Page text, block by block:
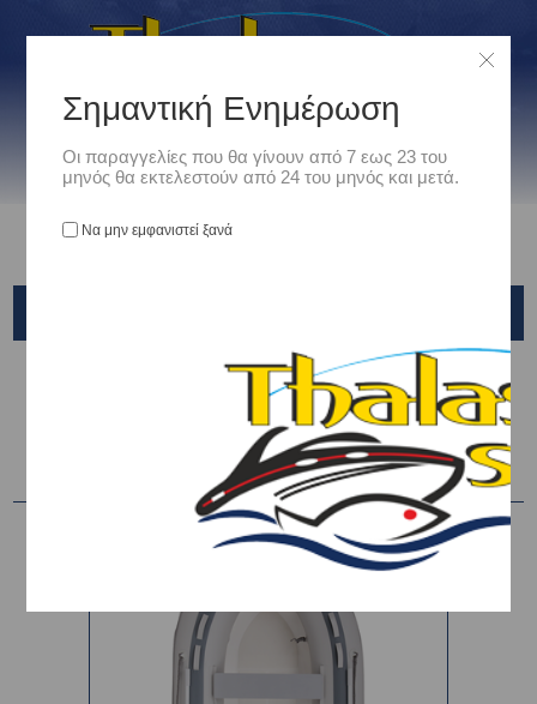
ΦΟΥΣΚΩΤΑ / NEPTUNE
-7%
Σημαντική Ενημέρωση
Οι παραγγελίες που θα γίνουν από 7 εως 23 του
μηνός θα εκτελεστούν από 24 του μηνός και μετά.
Να μην εμφανιστεί ξανά